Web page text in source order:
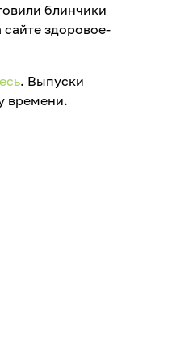
блинчики
здоровое-
. Выпуски
времени.